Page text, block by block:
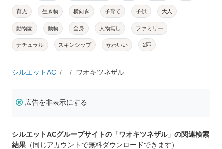
育児 生き物 横向き 子育て 子供 大人
動物園 動物 全身 人物無し ファミリー
ナチュラル スキンシップ かわいい 2匹
シルエットAC ワオキツネザル
広告を非表示にする
シルエットACグループサイトの「ワオキツネザル」の関連検索
結果 （同じアカウントで無料ダウンロードできます）